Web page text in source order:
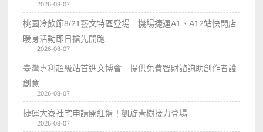
2026-08-07
桃園冷飲節8/21藝文特區登場 機場捷運A1、A12站快閃店
暖身活動即日搶先開跑
2026-08-07
臺灣專利超級站首進文博會 提供免費智財諮詢助創作者護
創意
2026-08-07
捷運大寮社宅申請開紅盤！凱旋青樹接力登場
2026-08-07